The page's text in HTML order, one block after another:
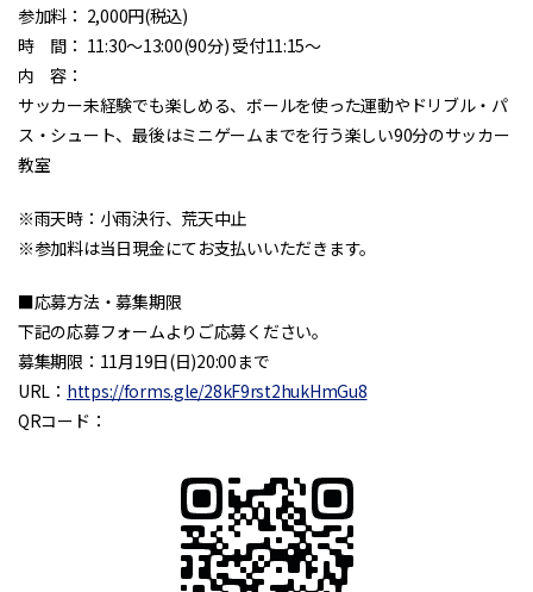
参加料： 2,000円(税込)
時 間： 11:30～13:00(90分) 受付11:15～
内 容：
サッカー未経験でも楽しめる、ボールを使った運動やドリブル・パ
ス・シュート、最後はミニゲームまでを行う楽しい90分のサッカー
教室
※雨天時：小雨決行、荒天中止
※参加料は当日現金にてお支払いいただきます。
■応募方法・募集期限
下記の応募フォームよりご応募ください。
募集期限：11月19日(日)20:00まで
URL： https://forms.gle/28kF9rst2hukHmGu8
QRコード：